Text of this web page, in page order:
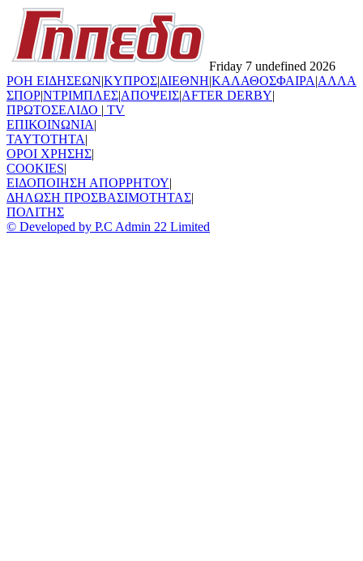
Friday 7 undefined 2026
ΡΟΗ ΕΙΔΗΣΕΩΝ|ΚΥΠΡΟΣ|ΔΙΕΘΝΗ|ΚΑΛΑΘΟΣΦΑΙΡΑ|ΑΛΛΑ
ΣΠΟΡ|ΝΤΡΙΜΠΛΕΣ|ΑΠΟΨΕΙΣ|AFTER DERBY|
ΠΡΩΤΟΣΕΛΙΔΟ | TV
ΕΠΙΚΟΙΝΩΝΙΑ|
TAYTOTHTA|
ΟΡΟΙ ΧΡΗΣΗΣ|
COOKIES|
ΕΙΔΟΠΟΙΗΣΗ ΑΠΟΡΡΗΤΟΥ|
ΔΗΛΩΣΗ ΠΡΟΣΒΑΣΙΜΟΤΗΤΑΣ|
ΠΟΛΙΤΗΣ
© Developed by P.C Admin 22 Limited